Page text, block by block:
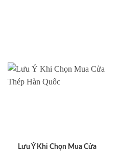
Lưu Ý Khi Chọn Mua Cửa